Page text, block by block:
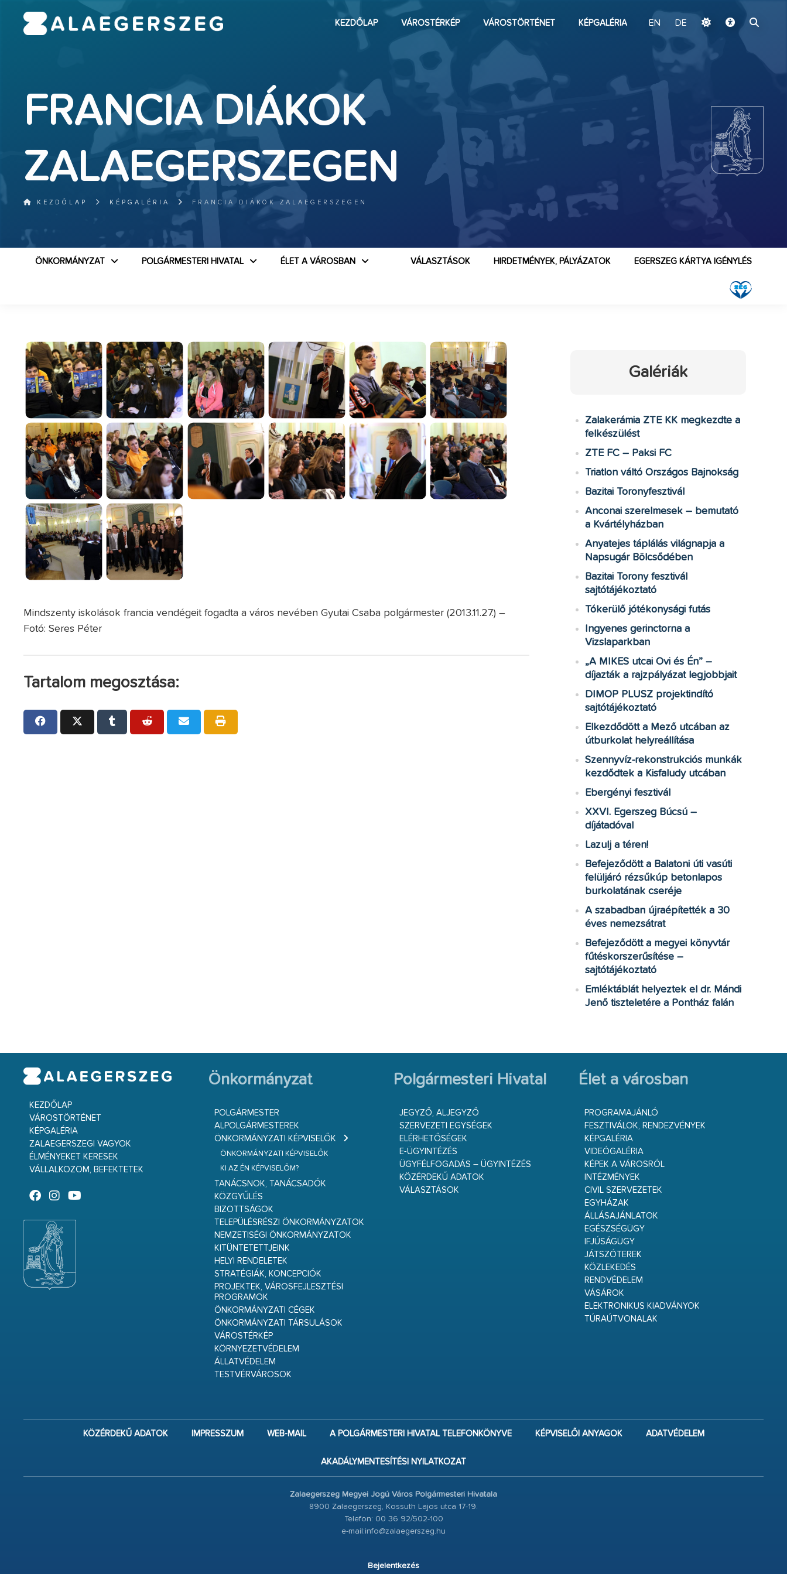
KEZDŐLAP VÁROSTÉRKÉP VÁROSTÖRTÉNET KÉPGALÉRIA EN DE
FRANCIA DIÁKOK
ZALAEGERSZEGEN
KEZDŐLAP KÉPGALÉRIA FRANCIA DIÁKOK ZALAEGERSZEGEN
ÖNKORMÁNYZAT POLGÁRMESTERI HIVATAL ÉLET A VÁROSBAN EGERSZEG KÁRTYA IGÉNYLÉS
HIRDETMÉNYEK, PÁLYÁZATOK
VÁLASZTÁSOK
Mindszenty iskolások francia vendégeit fogadta a város nevében Gyutai Csaba polgármester (2013.11.27.) –
Fotó: Seres Péter
Tartalom megosztása:
Galériák
Zalakerámia ZTE KK megkezdte a
felkészülést
ZTE FC – Paksi FC
Triatlon váltó Országos Bajnokság
Bazitai Toronyfesztivál
Anconai szerelmesek – bemutató
a Kvártélyházban
Anyatejes táplálás világnapja a
Napsugár Bölcsődében
Bazitai Torony fesztivál
sajtótájékoztató
Tókerülő jótékonysági futás
Ingyenes gerinctorna a
Vizslaparkban
„A MIKES utcai Ovi és Én” –
díjazták a rajzpályázat legjobbjait
DIMOP PLUSZ projektindító
sajtótájékoztató
Elkezdődött a Mező utcában az
útburkolat helyreállítása
Szennyvíz-rekonstrukciós munkák
kezdődtek a Kisfaludy utcában
Ebergényi fesztivál
XXVI. Egerszeg Búcsú –
díjátadóval
Lazulj a téren!
Befejeződött a Balatoni úti vasúti
felüljáró rézsűkúp betonlapos
burkolatának cseréje
A szabadban újraépítették a 30
éves nemezsátrat
Befejeződött a megyei könyvtár
fűtéskorszerűsítése –
sajtótájékoztató
Emléktáblát helyeztek el dr. Mándi
Jenő tiszteletére a Pontház falán
KEZDŐLAP
VÁROSTÖRTÉNET
KÉPGALÉRIA
ZALAEGERSZEGI VAGYOK
ÉLMÉNYEKET KERESEK
VÁLLALKOZOM, BEFEKTETEK
Önkormányzat
POLGÁRMESTER
ALPOLGÁRMESTEREK
ÖNKORMÁNYZATI KÉPVISELŐK
ÖNKORMÁNYZATI KÉPVISELŐK
KI AZ ÉN KÉPVISELŐM?
TANÁCSNOK, TANÁCSADÓK
KÖZGYŰLÉS
BIZOTTSÁGOK
TELEPÜLÉSRÉSZI ÖNKORMÁNYZATOK
NEMZETISÉGI ÖNKORMÁNYZATOK
KITÜNTETETTJEINK
HELYI RENDELETEK
STRATÉGIÁK, KONCEPCIÓK
PROJEKTEK, VÁROSFEJLESZTÉSI
PROGRAMOK
ÖNKORMÁNYZATI CÉGEK
ÖNKORMÁNYZATI TÁRSULÁSOK
VÁROSTÉRKÉP
KÖRNYEZETVÉDELEM
ÁLLATVÉDELEM
TESTVÉRVÁROSOK
Polgármesteri Hivatal
JEGYZŐ, ALJEGYZŐ
SZERVEZETI EGYSÉGEK
ELÉRHETŐSÉGEK
E-ÜGYINTÉZÉS
ÜGYFÉLFOGADÁS – ÜGYINTÉZÉS
KÖZÉRDEKŰ ADATOK
VÁLASZTÁSOK
Élet a városban
PROGRAMAJÁNLÓ
FESZTIVÁLOK, RENDEZVÉNYEK
KÉPGALÉRIA
VIDEÓGALÉRIA
KÉPEK A VÁROSRÓL
INTÉZMÉNYEK
CIVIL SZERVEZETEK
EGYHÁZAK
ÁLLÁSAJÁNLATOK
EGÉSZSÉGÜGY
IFJÚSÁGÜGY
JÁTSZÓTEREK
KÖZLEKEDÉS
RENDVÉDELEM
VÁSÁROK
ELEKTRONIKUS KIADVÁNYOK
TÚRAÚTVONALAK
KÖZÉRDEKŰ ADATOK IMPRESSZUM WEB-MAIL A POLGÁRMESTERI HIVATAL TELEFONKÖNYVE KÉPVISELŐI ANYAGOK ADATVÉDELEM
AKADÁLYMENTESÍTÉSI NYILATKOZAT
Zalaegerszeg Megyei Jogú Város Polgármesteri Hivatala
8900 Zalaegerszeg, Kossuth Lajos utca 17-19.
Telefon: 00 36 92/502-100
e-mail:info@zalaegerszeg.hu
Bejelentkezés